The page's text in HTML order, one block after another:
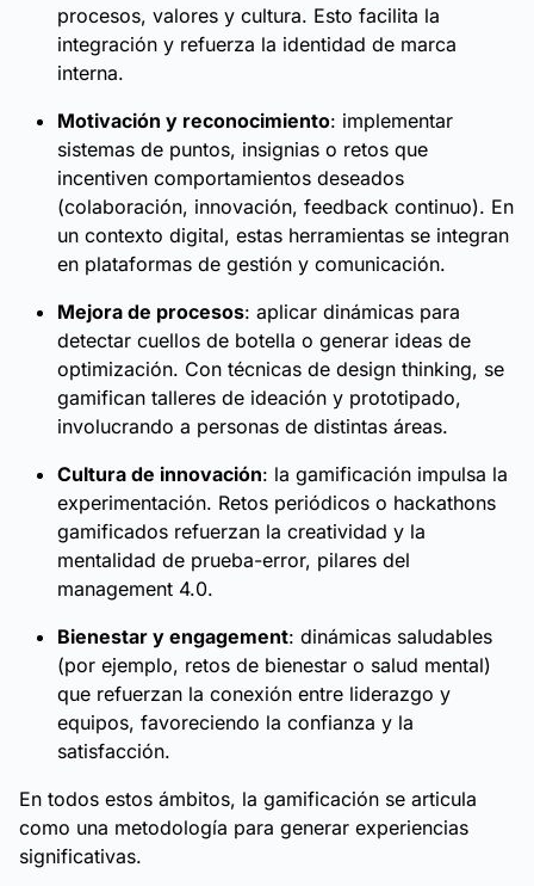
procesos, valores y cultura. Esto facilita la
integración y refuerza la identidad de marca
interna.
Motivación y reconocimiento: implementar
sistemas de puntos, insignias o retos que
incentiven comportamientos deseados
(colaboración, innovación, feedback continuo). En
un contexto digital, estas herramientas se integran
en plataformas de gestión y comunicación.
Mejora de procesos: aplicar dinámicas para
detectar cuellos de botella o generar ideas de
optimización. Con técnicas de design thinking, se
gamifican talleres de ideación y prototipado,
involucrando a personas de distintas áreas.
Cultura de innovación: la gamificación impulsa la
experimentación. Retos periódicos o hackathons
gamificados refuerzan la creatividad y la
mentalidad de prueba-error, pilares del
management 4.0.
Bienestar y engagement: dinámicas saludables
(por ejemplo, retos de bienestar o salud mental)
que refuerzan la conexión entre liderazgo y
equipos, favoreciendo la confianza y la
satisfacción.
En todos estos ámbitos, la gamificación se articula
como una metodología para generar experiencias
significativas.